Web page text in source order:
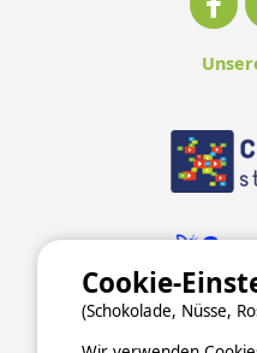
Cookie-
(Schokolade, Nüsse,